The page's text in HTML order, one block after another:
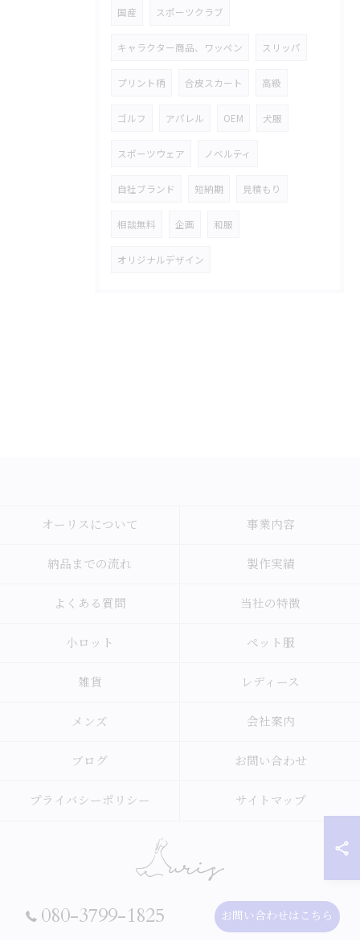
国産 スポーツクラブ
キャラクター商品、ワッペン スリッパ
プリント柄 合皮スカート 高級
ゴルフ アパレル OEM 犬服
スポーツウェア ノベルティ
自社ブランド 短納期 見積もり
相談無料 企画 和服
オリジナルデザイン
080-3799-1825 お問い合わせはこちら
オーリスについて 事業内容
納品までの流れ 製作実績
よくある質問 当社の特徴
小ロット ペット服
雑貨 レディース
メンズ 会社案内
ブログ お問い合わせ
プライバシーポリシー サイトマップ
© 2026 アパレルのOEMなら合同会社オーリス ALL RIGHTS RESERVED.